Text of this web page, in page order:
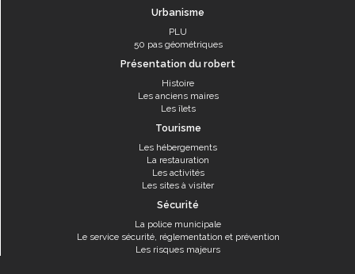
Urbanisme
PLU
50 pas géométriques
Présentation du robert
Histoire
Les anciens maires
Les îlets
Tourisme
Les hébergements
La restauration
Les activités
Les sites à visiter
Sécurité
La police municipale
Le service sécurité, réglementation et prévention
Les risques majeurs